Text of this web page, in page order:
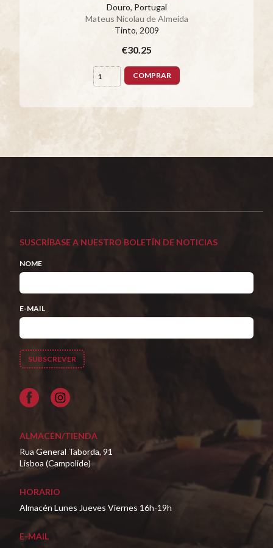
Douro, Portugal
Mateus Nicolau de Almeida
Tinto, 2009
€30.25
COMPRAR
SUSCRÍBASE A NUESTRO BOLETÍN DE NOTICIAS
NOME
E-MAIL
Facebook
ALMACÉN/TIENDA
Rua General Taborda, 91
Lisboa (Campolide)
HORARIO
Almacén Lunes Jueves Viernes 16h-19h
E-MAIL